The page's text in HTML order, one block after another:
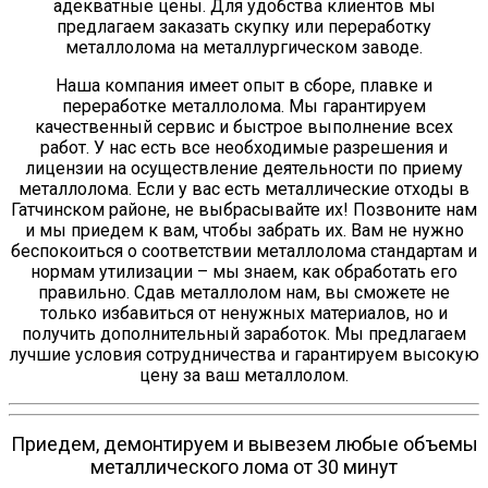
адекватные цены. Для удобства клиентов мы
предлагаем заказать скупку или переработку
металлолома на металлургическом заводе.
Наша компания имеет опыт в сборе, плавке и
переработке металлолома. Мы гарантируем
качественный сервис и быстрое выполнение всех
работ. У нас есть все необходимые разрешения и
лицензии на осуществление деятельности по приему
металлолома. Если у вас есть металлические отходы в
Гатчинском районе, не выбрасывайте их! Позвоните нам
и мы приедем к вам, чтобы забрать их. Вам не нужно
беспокоиться о соответствии металлолома стандартам и
нормам утилизации – мы знаем, как обработать его
правильно. Сдав металлолом нам, вы сможете не
только избавиться от ненужных материалов, но и
получить дополнительный заработок. Мы предлагаем
лучшие условия сотрудничества и гарантируем высокую
цену за ваш металлолом.
Приедем, демонтируем и вывезем любые объемы
металлического лома от 30 минут